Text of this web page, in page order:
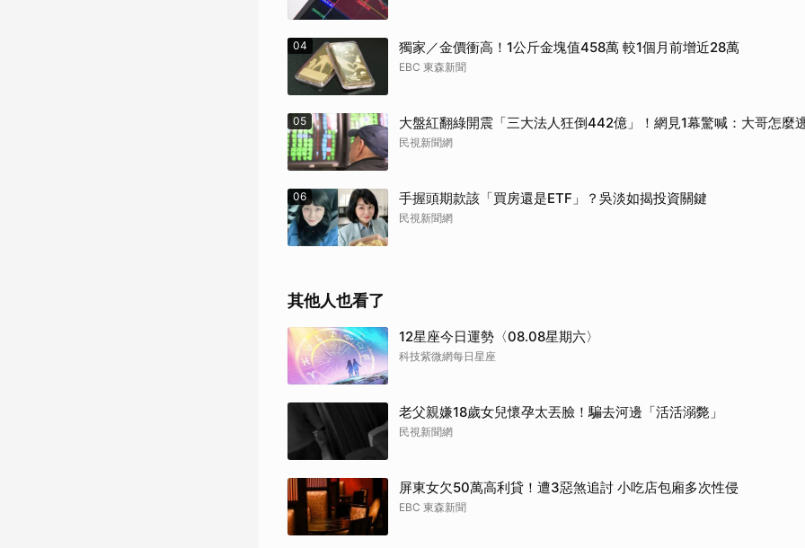
04 獨家／金價衝高！1公斤金塊值458萬 較1個月前增近28萬
EBC 東森新聞
05 大盤紅翻綠開震「三大法人狂倒442億」！網見1幕驚喊：大哥怎麼
民視新聞網
06 手握頭期款該「買房還是ETF」？吳淡如揭投資關鍵
民視新聞網
其他人也看了
12星座今日運勢〈08.08星期六〉
科技紫微網每日星座
老父親嫌18歲女兒懷孕太丟臉！騙去河邊「活活溺斃」
民視新聞網
屏東女欠50萬高利貸！遭3惡煞追討 小吃店包廂多次性侵
EBC 東森新聞